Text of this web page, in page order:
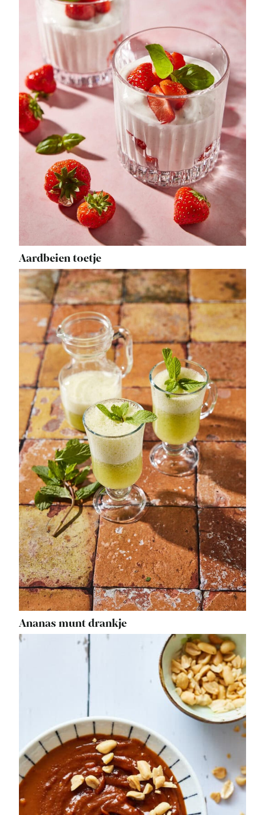
Aardbeien toetje
Ananas munt drankje